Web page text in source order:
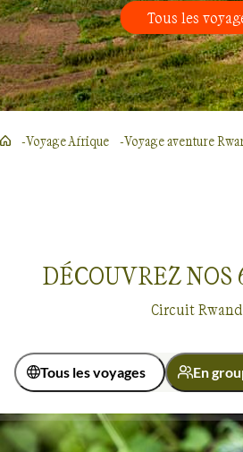
Tous les
Voyage Afrique Voyage aventure
DÉCOUVREZ NOS
Circuit
Tous les voyages En
Activité